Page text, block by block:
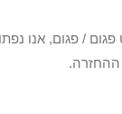
30 יום או שקיבלת
ההחזרה.